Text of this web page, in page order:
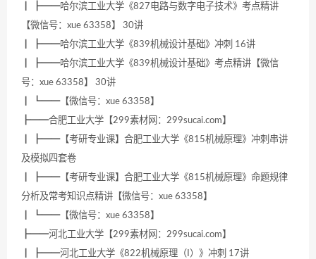
┃ ┣━━哈尔滨工业大学《827电路与数字电子技术》考点精讲
【微信号：xue 63358】 30讲
┃ ┣━━哈尔滨工业大学《839机械设计基础》冲刺 16讲
┃ ┣━━哈尔滨工业大学《839机械设计基础》考点精讲【微信
号：xue 63358】 30讲
┃ ┗━━【微信号：xue 63358】
┣━━合肥工业大学【299素材网：299sucai.com】
┃ ┣━━【考研专业课】合肥工业大学《815机械原理》冲刺串讲
及模拟四套卷
┃ ┣━━【考研专业课】合肥工业大学《815机械原理》命题规律
分析及常考知识点精讲【微信号：xue 63358】
┃ ┗━━【微信号：xue 63358】
┣━━河北工业大学【299素材网：299sucai.com】
┃ ┣━━河北工业大学《822机械原理（I）》冲刺 17讲